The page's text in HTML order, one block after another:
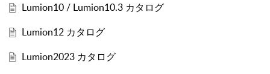
Lumion10 / Lumion10.3 カタログ
Lumion12 カタログ
Lumion2023 カタログ